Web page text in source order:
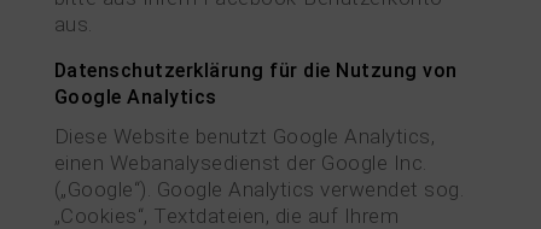
aus.
Datenschutzerklärung für die Nutzung von
Google Analytics
Diese Website benutzt Google Analytics,
einen Webanalysedienst der Google Inc.
(„Google“). Google Analytics verwendet sog.
„Cookies“, Textdateien, die auf Ihrem